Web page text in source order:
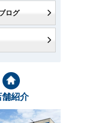
ログ
舗紹介